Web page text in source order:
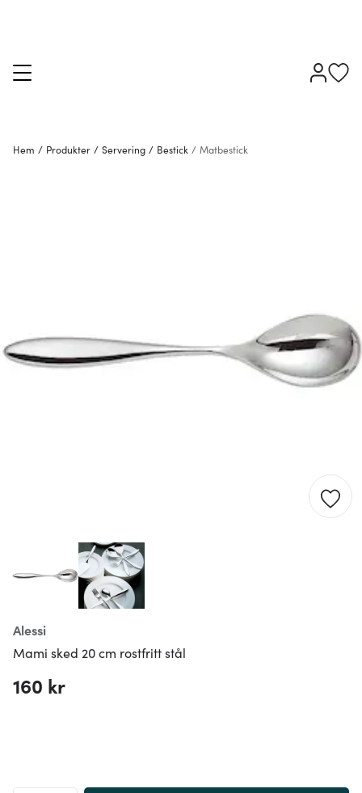
Hem / Produkter / Servering / Bestick / Matbestick
Alessi
Mami sked 20 cm rostfritt stål
160 kr